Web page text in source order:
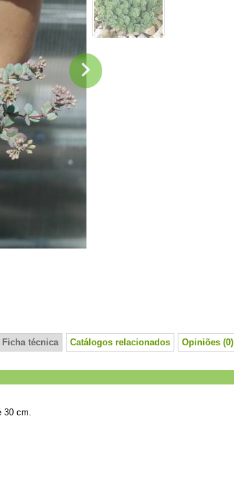
Ficha técnica Catálogos relacionados Opiniões (0)
30 cm.